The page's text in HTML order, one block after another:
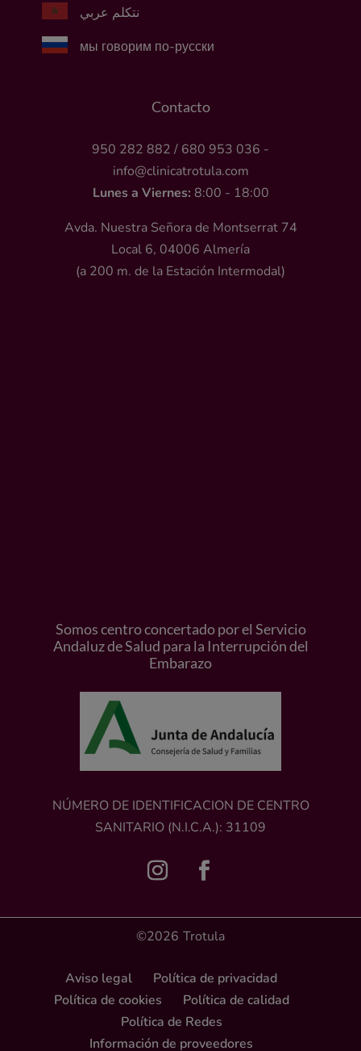
نتكلم عربي
мы говорим по-русски
Contacto
950 282 882 / 680 953 036 -
info@clinicatrotula.com
Lunes a Viernes: 8:00 - 18:00
Avda. Nuestra Señora de Montserrat 74
Local 6, 04006 Almería
(a 200 m. de la Estación Intermodal)
Somos centro concertado por el Servicio
Andaluz de Salud para la Interrupción del
Embarazo
NÚMERO DE IDENTIFICACION DE CENTRO
SANITARIO (N.I.C.A.): 31109
©2026 Trotula
Aviso legal
Política de privacidad
Política de cookies
Política de calidad
Política de Redes
Información de proveedores